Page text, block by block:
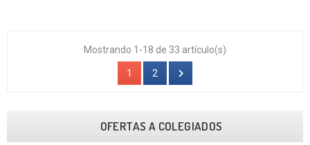
Mostrando 1-18 de 33 artículo(s)
1 2 
OFERTAS A COLEGIADOS